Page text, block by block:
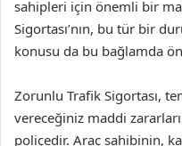
sahipleri için önemli bir
Sigortası’nın, bu tür bir
konusu da bu bağlamda
Zorunlu Trafik Sigortası,
vereceğiniz maddi
poliçedir. Araç sahibinin,